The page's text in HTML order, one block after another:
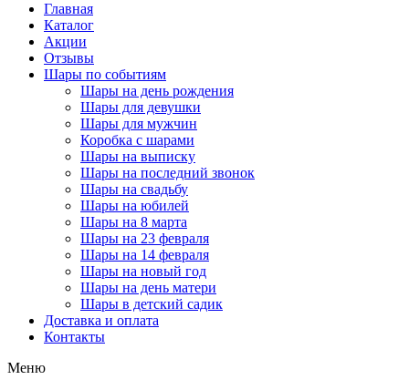
Главная
Каталог
Акции
Отзывы
Шары по событиям
Шары на день рождения
Шары для девушки
Шары для мужчин
Коробка с шарами
Шары на выписку
Шары на последний звонок
Шары на свадьбу
Шары на юбилей
Шары на 8 марта
Шары на 23 февраля
Шары на 14 февраля
Шары на новый год
Шары на день матери
Шары в детский садик
Доставка и оплата
Контакты
Меню